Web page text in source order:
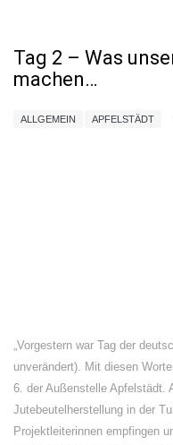
Tag 2 – Was
machen…
ALLGEMEIN APFELSTÄDT
„Vorgestern war Tag der
unverändert). Mit diesen
6. der Außenstelle Apfelstädt.
Jutebeutelherstellung in der
Projektleiterinnen empfingen